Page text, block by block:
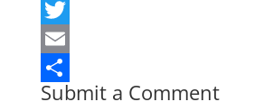
a
c
e
b
W
h
a
t
T
w
i
E
m
S
Submit a Comment